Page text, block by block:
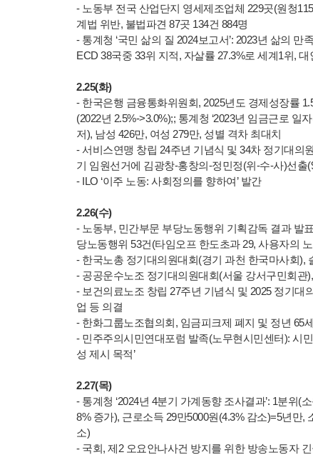
- 노동부 전국 산업단지 영세제조업체 229곳(원청
계법 위반, 불법파견 87곳 134건 884명
- 통계청 ‘국민 삶의 질 2024보고서’: 2023년 삶의
ECD 38국중 33위 지적, 자살률 27.3%로 세계1위,
2.25(화)
- 한국은행 금융통화위원회, 2025년도 경제성장률
(2022년 2.5%->3.0%);; 통계청 ‘2023년 임금근로 일
저), 남성 426만, 여성 279만, 성별 격차 최대치
- 서비스연맹 창립 24주년 기념식 및 34차 정기대의
기 임원선거에 김광창-홍창의-정민정(위-수-사)선출
- ILO ‘이주 노동: 사회정의를 향하여’ 발간
2.26(수)
- 노동부, 민간부문 부당노동행위 기획감독 결과 발
당노동행위 53건(타임오프 한도초과 29, 사용자의
- 한국노총 정기대의원대회(경기 과천 한국마사회),
- 공공운수노조 정기대의원대회(서울 강서구민회
- 보건의료노조 창립 27주년 기념식 및 2025 정기
업 등 의결
- 한화그룹노조협의회, 임금피크제 폐지 및 정년 65
- 민주주의시민연대포럼 발족(노무현시민센터): 시
성 제시 목적’
2.27(목)
- 통계청 ‘2024년 4분기 가계동향 조사결과’: 1분위(
8% 증가), 근로소득 29만5000원(4.3% 감소)=5년만,
소)
- 국회, 제2 오요안나사건 방지를 위한 방송노동자 긴